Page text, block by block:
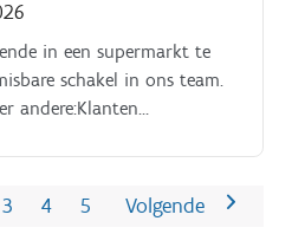
in een supermarkt te
schakel in ons team.
andere:Klanten
3 4 5 Volgende